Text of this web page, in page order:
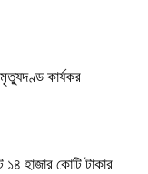
মৃত্যুদণ্ড কার্যকর
১৪ হাজার কোটি টাকার